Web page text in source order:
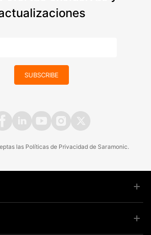
SUBSCRIBE
las Políticas de Privacidad de Saramonic.